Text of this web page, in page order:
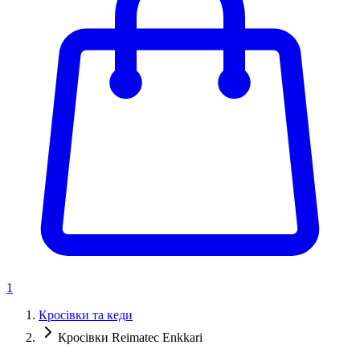
1
Кросівки та кеди
Кросівки Reimatec Enkkari